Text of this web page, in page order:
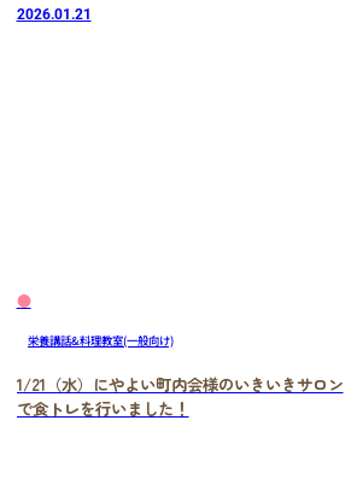
2026.01.21
●
栄養講話&料理教室(一般向け)
1/21（水）にやよい町内会様のいきいきサロン
で食トレを行いました！